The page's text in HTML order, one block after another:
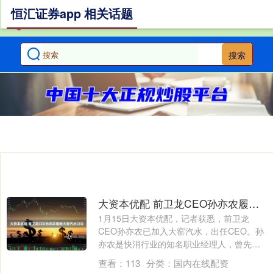
搜索
恒汇证券app 相关话题
大资本优配 前卫龙CEO孙亦农履新大窑汽水CEO
1月15日大资本优配，记者获悉，前卫龙
CEO孙亦农已加入大窑汽水，出任CEO。孙
亦农是快消行业的知名职业经理人，曾先后
在....
查看： 113 分类： 国内在线配资